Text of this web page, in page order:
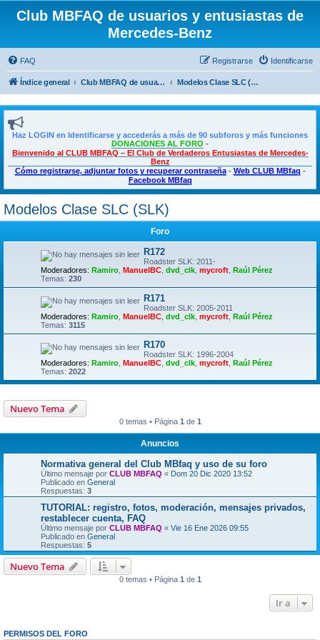
Club MBFAQ de usuarios y entusiastas de
Mercedes-Benz
FAQ Identificarse
Registrarse
Índice general Club MBFAQ de usuarios y entusiastas de Mercedes Benz Modelos Clase SLC (SLK)
Haz LOGIN en Identificarse y accederás a más de 90 subforos y más funciones
DONACIONES AL FORO -
Bienvenido al CLUB MBFAQ – El Club de Verdaderos Entusiastas de Mercedes-
Benz
Cómo registrarse, adjuntar fotos y recuperar contraseña- Web CLUB MBfaq -
Facebook MBfaq
Modelos Clase SLC (SLK)
Foro
R172
Roadster SLK: 2011-
Moderadores: Ramiro ManuelBC dvd_clk mycroft Raúl Pérez
Temas: 230
R171
Roadster SLK: 2005-2011
Moderadores: Ramiro ManuelBC dvd_clk mycroft Raúl Pérez
Temas: 3115
R170
Roadster SLK: 1996-2004
Moderadores: Ramiro ManuelBC dvd_clk mycroft Raúl Pérez
Temas: 2022
Nuevo Tema
0 temas • Página 1 de 1
Anuncios
Normativa general del Club MBfaq y uso de su foro
Último mensaje por CLUB MBFAQ « Dom 20 Dic 2020 13:52
Publicado en General
Respuestas: 3
TUTORIAL: registro, fotos, moderación, mensajes privados,
restablecer cuenta, FAQ
Último mensaje por CLUB MBFAQ « Vie 16 Ene 2026 09:55
Publicado en General
Respuestas: 5
Nuevo Tema
0 temas • Página 1 de 1
Ir a
PERMISOS DEL FORO